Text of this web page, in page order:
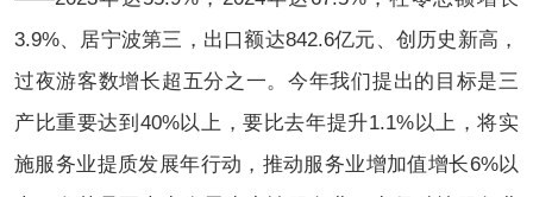
3.9%、居宁波第三，出口额达842.6亿元、创历史新高，
过夜游客数增长超五分之一。今年我们提出的目标是三
产比重要达到40%以上，要比去年提升1.1%以上，将实
施服务业提质发展年行动，推动服务业增加值增长6%以